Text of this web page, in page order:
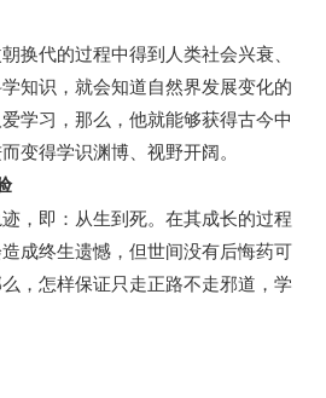
换代的过程中得到人类社会兴衰、
知识，就会知道自然界发展变化的
学习，那么，他就能够获得古今中
变得学识渊博、视野开阔。
，即：从生到死。在其成长的过程
成终生遗憾，但世间没有后悔药可
，怎样保证只走正路不走邪道，学